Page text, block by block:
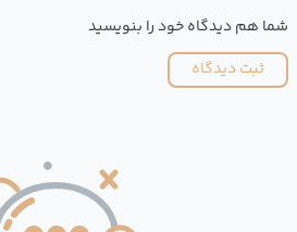
شما هم دیدگاه خود را بنویسید
ثبت دیدگاه